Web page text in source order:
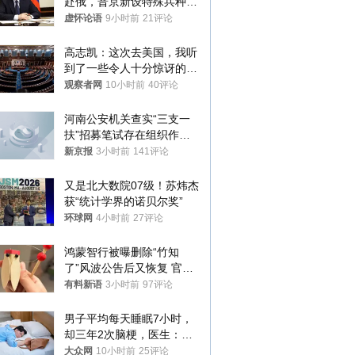
76岁老将扛旗
虚怀论语 9小时前 21评论
高志凯：这次去美国，我听
到了一些令人十分惊讶的消
息
观察者网 10小时前 40评论
河南公安机关查实“三支一
扶”招募笔试存在组织作弊
犯罪行为
新京报 3小时前 141评论
又是北大数院07级！苏炜杰
获“统计学界的诺贝尔奖”
环球网 4小时前 27评论
鸿蒙智行被曝删除“竹知
了”风波公告后又恢复 官媒
曾力挺：劝华为要大度的，
有料新语 3小时前 97评论
男子平均每天睡眠7小时，
却三年2次脑梗，医生：这
样睡觉更伤身
大众网 10小时前 25评论